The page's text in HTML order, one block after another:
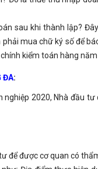
sau khi thành lập?
phải mua chữ ký số để
kiểm toán hàng năm
ĐA:
2020, Nhà đầu
để được cơ quan có